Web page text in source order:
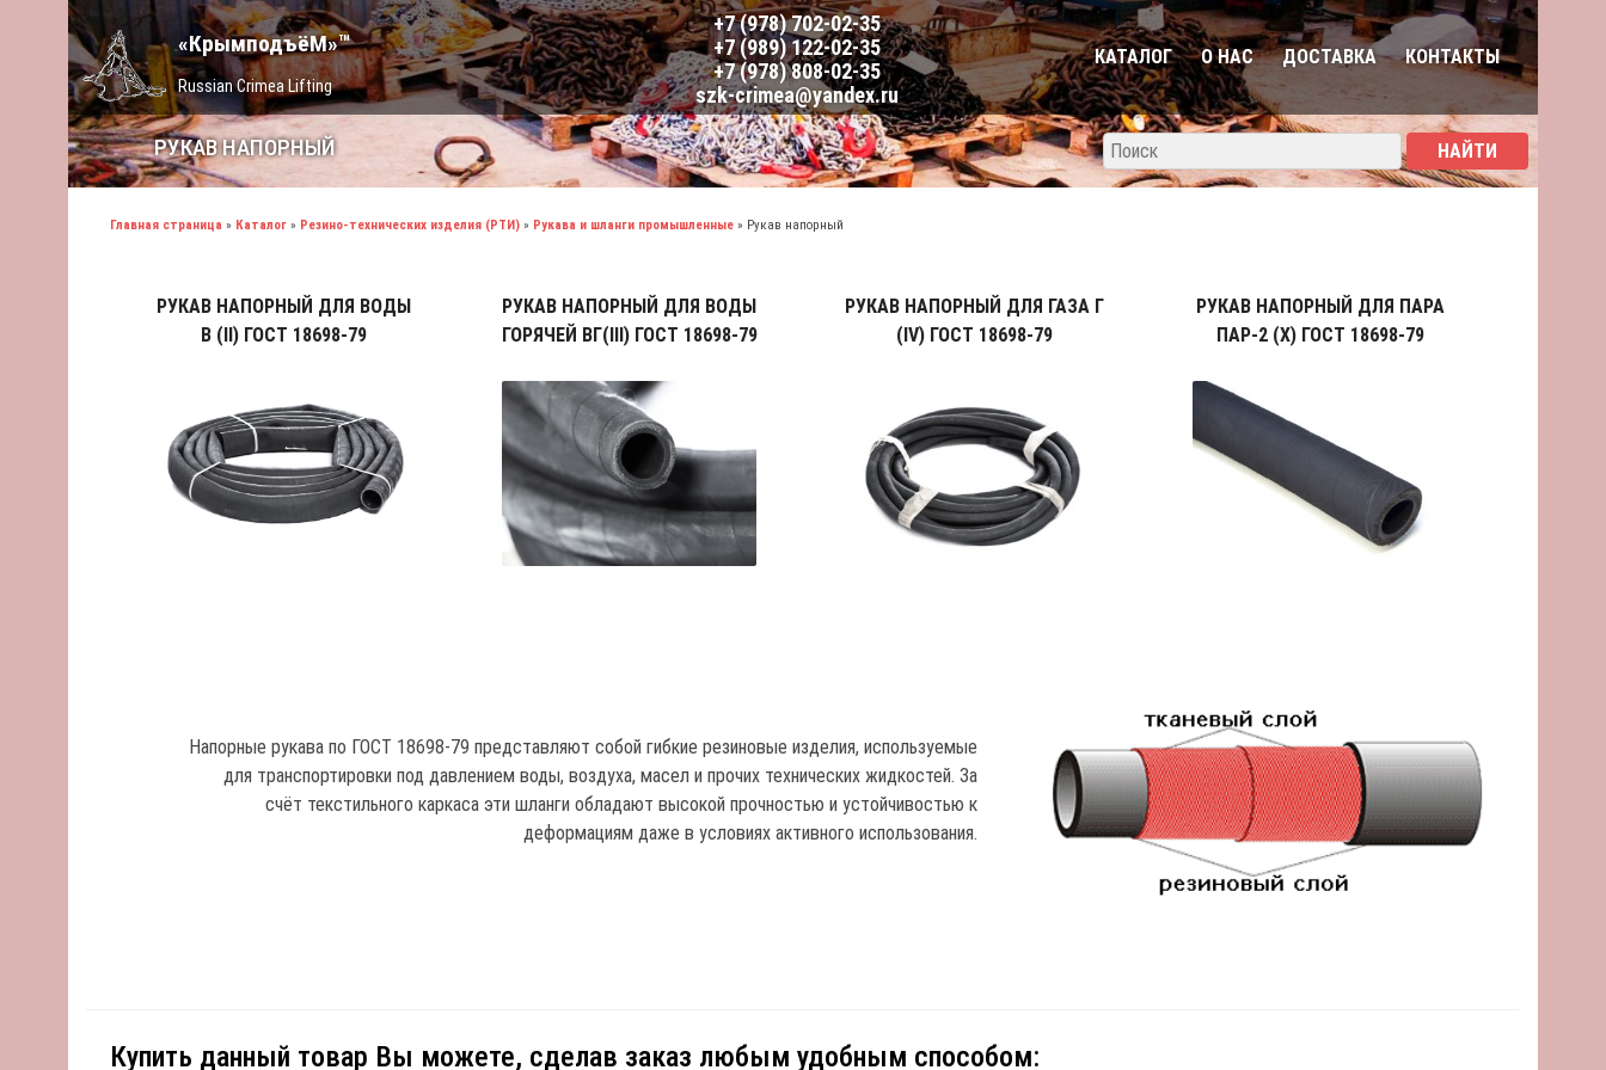
«КрымподъёМ»™
Russian Crimea Lifting
+7 (978) 702-02-35
+7 (989) 122-02-35
+7 (978) 808-02-35
szk-crimea@yandex.ru
КАТАЛОГ О НАС ДОСТАВКА КОНТАКТЫ
РУКАВ НАПОРНЫЙ
Главная страница » Каталог » Резино-технических изделия (РТИ) » Рукава и шланги промышленные » Рукав напорный
РУКАВ НАПОРНЫЙ ДЛЯ ВОДЫ
В (II) ГОСТ 18698-79
РУКАВ НАПОРНЫЙ ДЛЯ ВОДЫ
ГОРЯЧЕЙ ВГ(III) ГОСТ 18698-79
РУКАВ НАПОРНЫЙ ДЛЯ ГАЗА Г
(IV) ГОСТ 18698-79
РУКАВ НАПОРНЫЙ ДЛЯ ПАРА
ПАР-2 (X) ГОСТ 18698-79
Напорные рукава по ГОСТ 18698-79 представляют собой гибкие резиновые изделия, используемые
для транспортировки под давлением воды, воздуха, масел и прочих технических жидкостей. За
счёт текстильного каркаса эти шланги обладают высокой прочностью и устойчивостью к
деформациям даже в условиях активного использования.
Купить данный товар Вы можете, сделав заказ любым удобным способом: